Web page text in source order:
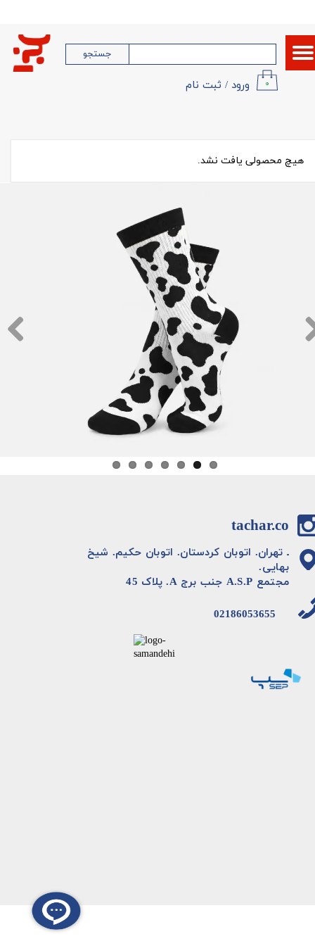
جستجو
۰ ورود / ثبت نام
حساب کاربری من
تغییر گذر واژه
سفارشات
هیچ محصولی یافت نشد.
tachar.co
ـ تهران. اتوبان کردستان. اتوبان حکیم. شیخ
بهایی.
مجتمع A.S.P جنب برج A. پلاک 45
02186053655